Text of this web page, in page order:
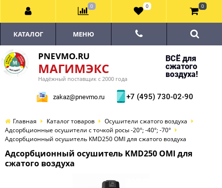
PNEVMO.RU
МАГИМЭКС
Надёжный поставщик с 2000 года
ВСЁ для
сжатого
воздуха!
zakaz@pnevmo.ru +7 (495) 730-02-90
КАТАЛОГ МЕНЮ
Главная Каталог товаров
Осушители сжатого воздуха
Адсорбционные осушители с точкой росы -20°; -40°; -70°
Адсорбционный осушитель KMD250 OMI для сжатого воздуха
Адсорбционный осушитель KMD250 OMI для
сжатого воздуха
0 0 0